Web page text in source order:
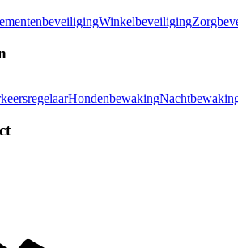
Winkelbeveiliging
Hondenbewaking